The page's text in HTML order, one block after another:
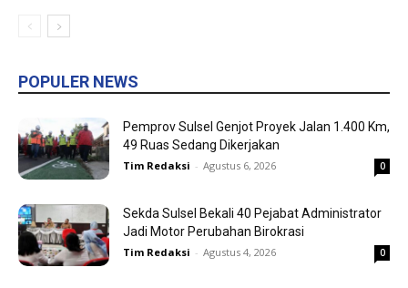
POPULER NEWS
Pemprov Sulsel Genjot Proyek Jalan 1.400 Km,
49 Ruas Sedang Dikerjakan
Tim Redaksi - Agustus 6, 2026 0
Sekda Sulsel Bekali 40 Pejabat Administrator
Jadi Motor Perubahan Birokrasi
Tim Redaksi - Agustus 4, 2026 0